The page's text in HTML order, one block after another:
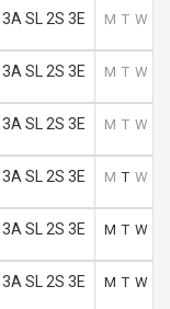
SL 2S 3E M T W
SL 2S 3E M T W
SL 2S 3E M T W
SL 2S 3E M T W
SL 2S 3E M T W
SL 2S 3E M T W